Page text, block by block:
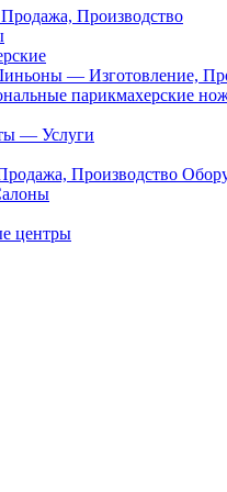
Производство
— Изготовление,
парикмахерские
— Услуги
Производство
центры